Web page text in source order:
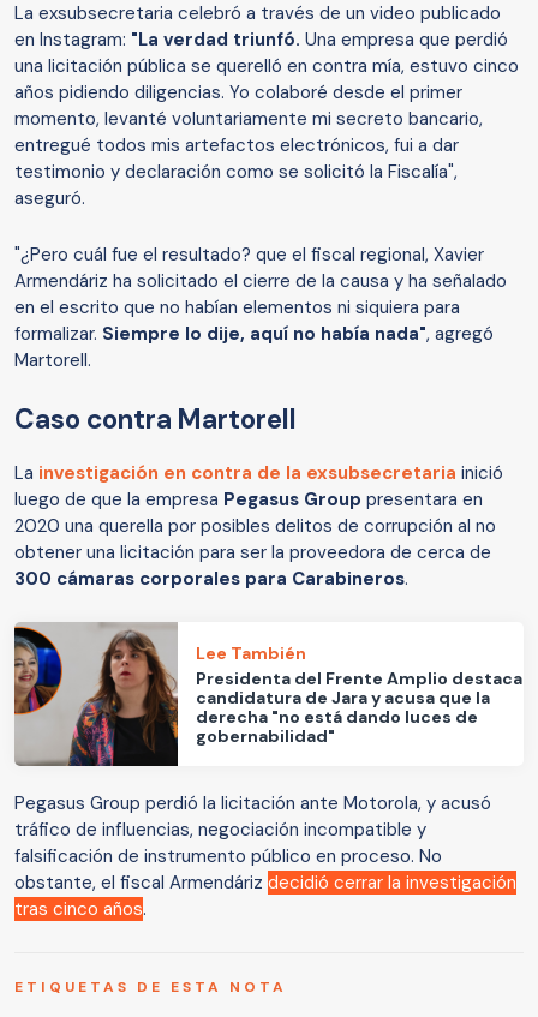
La exsubsecretaria celebró a través de un video publicado
en Instagram: "La verdad triunfó. Una empresa que perdió
una licitación pública se querelló en contra mía, estuvo cinco
años pidiendo diligencias. Yo colaboré desde el primer
momento, levanté voluntariamente mi secreto bancario,
entregué todos mis artefactos electrónicos, fui a dar
testimonio y declaración como se solicitó la Fiscalía",
aseguró.
"¿Pero cuál fue el resultado? que el fiscal regional, Xavier
Armendáriz ha solicitado el cierre de la causa y ha señalado
en el escrito que no habían elementos ni siquiera para
formalizar. Siempre lo dije, aquí no había nada", agregó
Martorell.
Caso contra Martorell
La investigación en contra de la exsubsecretaria inició
luego de que la empresa Pegasus Group presentara en
2020 una querella por posibles delitos de corrupción al no
obtener una licitación para ser la proveedora de cerca de
300 cámaras corporales para Carabineros.
Lee También
Presidenta del Frente Amplio destaca
candidatura de Jara y acusa que la
derecha "no está dando luces de
gobernabilidad"
Pegasus Group perdió la licitación ante Motorola, y acusó
tráfico de influencias, negociación incompatible y
falsificación de instrumento público en proceso. No
obstante, el fiscal Armendáriz decidió cerrar la investigación
tras cinco años.
ETIQUETAS DE ESTA NOTA